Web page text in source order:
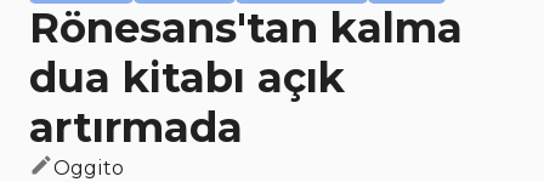
Rönesans'tan kalma
dua kitabı açık
artırmada
Oggito